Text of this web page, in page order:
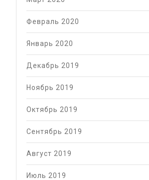
Февраль 2020
Январь 2020
Декабрь 2019
Ноябрь 2019
Октябрь 2019
Сентябрь 2019
Август 2019
Июль 2019